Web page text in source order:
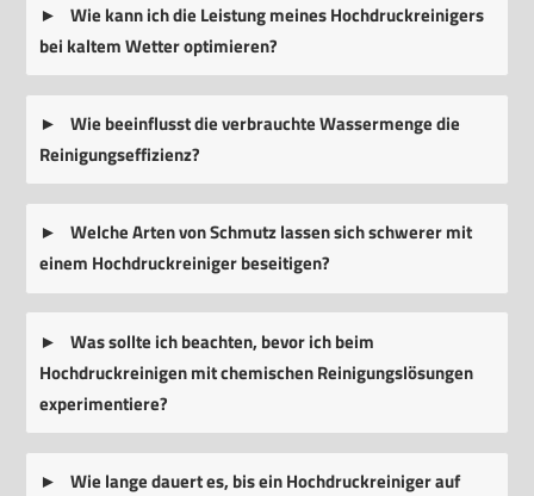
Wie kann ich die Leistung meines Hochdruckreinigers
bei kaltem Wetter optimieren?
Wie beeinflusst die verbrauchte Wassermenge die
Reinigungseffizienz?
Welche Arten von Schmutz lassen sich schwerer mit
einem Hochdruckreiniger beseitigen?
Was sollte ich beachten, bevor ich beim
Hochdruckreinigen mit chemischen Reinigungslösungen
experimentiere?
Wie lange dauert es, bis ein Hochdruckreiniger auf